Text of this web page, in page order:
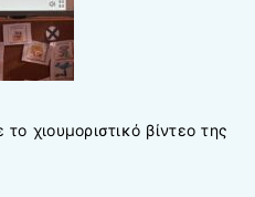
χιουμοριστικό βίντεο της